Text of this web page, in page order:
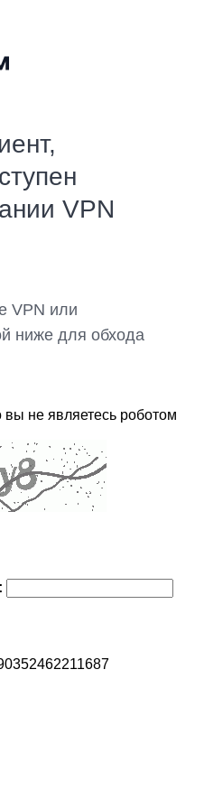
VPN
VPN или
ниже для обхода
не являетесь роботом